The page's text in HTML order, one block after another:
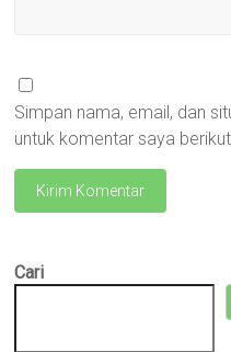
Simpan nama, email, dan
untuk komentar saya
Cari